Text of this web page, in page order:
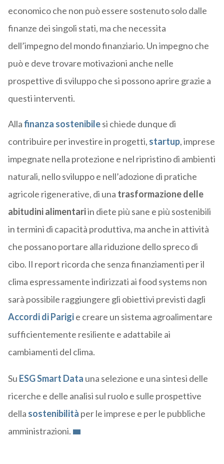
economico che non può essere sostenuto solo dalle
finanze dei singoli stati, ma che necessita
dell’impegno del mondo finanziario. Un impegno che
può e deve trovare motivazioni anche nelle
prospettive di sviluppo che si possono aprire grazie a
questi interventi.
Allafinanza sostenibilesi chiede dunque di
contribuire per investire in progetti, startup, imprese
impegnate nella protezione e nel ripristino di ambienti
naturali, nello sviluppo e nell’adozione di pratiche
agricole rigenerative, di una trasformazione delle
abitudini alimentariin diete più sane e più sostenibili
in termini di capacità produttiva, ma anche in attività
che possano portare alla riduzione dello spreco di
cibo. Il report ricorda che senza finanziamenti per il
clima espressamente indirizzati ai food systems non
sarà possibile raggiungere gli obiettivi previsti dagli
Accordi di Parigie creare un sistema agroalimentare
sufficientemente resiliente e adattabile ai
cambiamenti del clima.
Su ESG Smart Data una selezione e una sintesi delle
ricerche e delle analisi sul ruolo e sulle prospettive
della sostenibilità per le imprese e per le pubbliche
amministrazioni.